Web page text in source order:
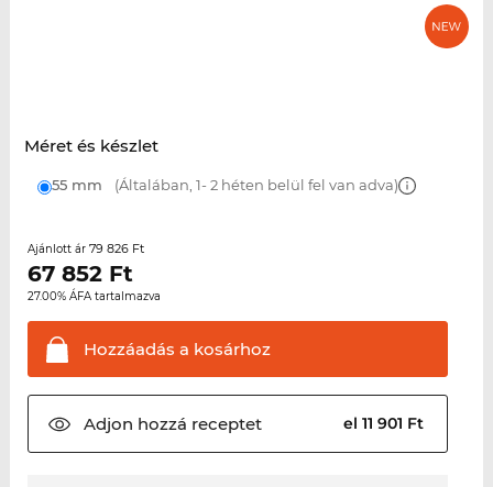
Méret és készlet
55 mm (Általában, 1- 2 héten belül fel van adva)
Ajánlott ár 79 826 Ft
67 852Ft
27.00% ÁFA tartalmazva
Hozzáadás a kosárhoz
Adjon hozzá receptet el 11 901 Ft